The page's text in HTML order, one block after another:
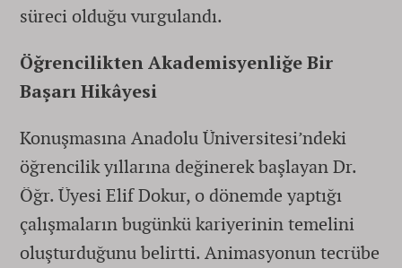
süreci olduğu vurgulandı.
Öğrencilikten Akademisyenliğe Bir
Başarı Hikâyesi
Konuşmasına Anadolu Üniversitesi’ndeki
öğrencilik yıllarına değinerek başlayan Dr.
Öğr. Üyesi Elif Dokur, o dönemde yaptığı
çalışmaların bugünkü kariyerinin temelini
oluşturduğunu belirtti. Animasyonun tecrübe